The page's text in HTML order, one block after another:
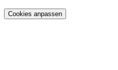
Cookies anpassen